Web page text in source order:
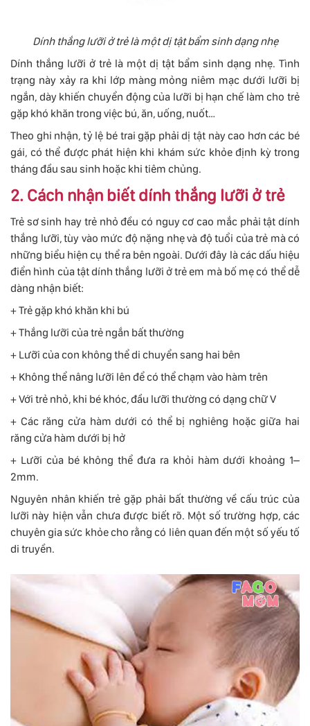
Dính thắng lưỡi ở trẻ là một dị tật bẩm sinh dạng nhẹ
Dính thắng lưỡi ở trẻ là một dị tật bẩm sinh dạng nhẹ. Tình
trạng này xảy ra khi lớp màng mỏng niêm mạc dưới lưỡi bị
ngắn, dày khiến chuyển động của lưỡi bị hạn chế làm cho trẻ
gặp khó khăn trong việc bú, ăn, uống, nuốt…
Theo ghi nhận, tỷ lệ bé trai gặp phải dị tật này cao hơn các bé
gái, có thể được phát hiện khi khám sức khỏe định kỳ trong
tháng đầu sau sinh hoặc khi tiêm chủng.
2. Cách nhận biết dính thắng lưỡi ở trẻ
Trẻ sơ sinh hay trẻ nhỏ đều có nguy cơ cao mắc phải tật dính
thắng lưỡi, tùy vào mức độ nặng nhẹ và độ tuổi của trẻ mà có
những biểu hiện cụ thể ra bên ngoài. Dưới đây là các dấu hiệu
điển hình của tật dính thắng lưỡi ở trẻ em mà bố mẹ có thể dễ
dàng nhận biết:
+ Trẻ gặp khó khăn khi bú
+ Thắng lưỡi của trẻ ngắn bất thường
+ Lưỡi của con không thể di chuyển sang hai bên
+ Không thể nâng lưỡi lên để có thể chạm vào hàm trên
+ Với trẻ nhỏ, khi bé khóc, đầu lưỡi thường có dạng chữ V
+ Các răng cửa hàm dưới có thể bị nghiêng hoặc giữa hai
răng cửa hàm dưới bị hở
+ Lưỡi của bé không thể đưa ra khỏi hàm dưới khoảng 1–
2mm.
Nguyên nhân khiến trẻ gặp phải bất thường về cấu trúc của
lưỡi này hiện vẫn chưa được biết rõ. Một số trường hợp, các
chuyên gia sức khỏe cho rằng có liên quan đến một số yếu tố
di truyền.